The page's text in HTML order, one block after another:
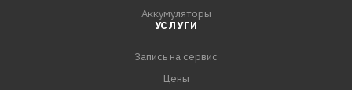
Аккумуляторы
УСЛУГИ
Запись на сервис
Цены